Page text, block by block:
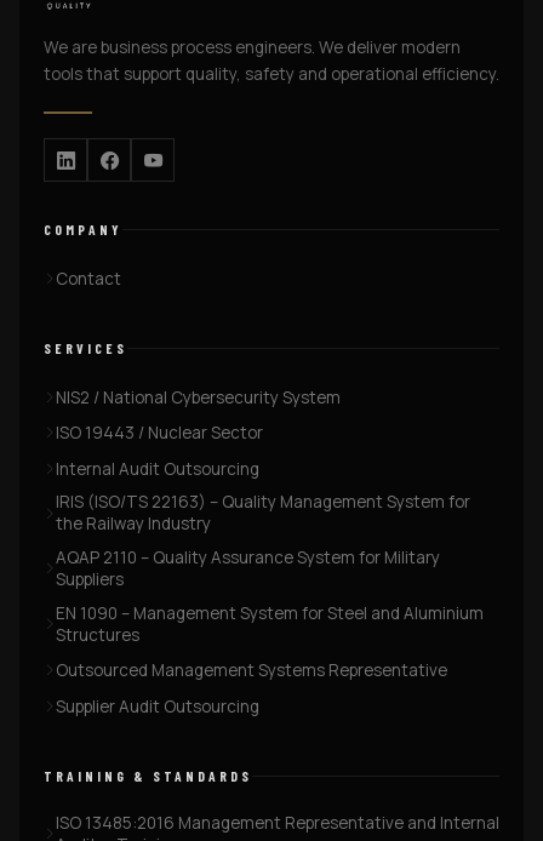
We are business process engineers. We deliver modern
tools that support quality, safety and operational efficiency.
COMPANY
Contact
SERVICES
NIS2 / National Cybersecurity System
ISO 19443 / Nuclear Sector
Internal Audit Outsourcing
IRIS (ISO/TS 22163) – Quality Management System for
the Railway Industry
AQAP 2110 – Quality Assurance System for Military
Suppliers
EN 1090 – Management System for Steel and Aluminium
Structures
Outsourced Management Systems Representative
Supplier Audit Outsourcing
TRAINING & STANDARDS
ISO 13485:2016 Management Representative and Internal